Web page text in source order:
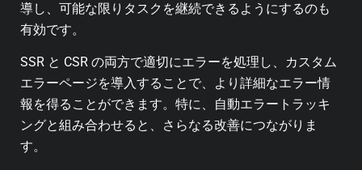
導し、可能な限りタスクを継続できるようにするのも
有効です。
SSR と CSR の両方で適切にエラーを処理し、カスタム
エラーページを導入することで、より詳細なエラー情
報を得ることができます。特に、自動エラートラッキ
ングと組み合わせると、さらなる改善につながりま
す。